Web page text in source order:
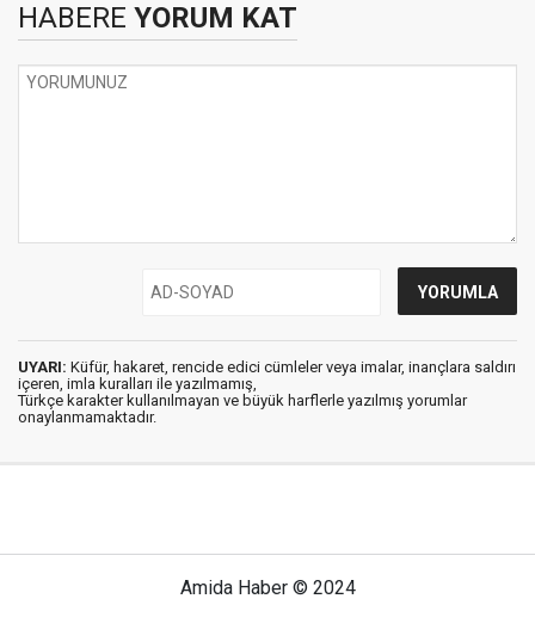
HABERE YORUM KAT
UYARI: Küfür, hakaret, rencide edici cümleler veya imalar, inançlara saldırı
içeren, imla kuralları ile yazılmamış,
Türkçe karakter kullanılmayan ve büyük harflerle yazılmış yorumlar
onaylanmamaktadır.
Amida Haber © 2024